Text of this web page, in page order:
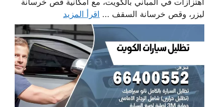
ليزر، وقص خرسانة السقف ... اقرأ المزيد